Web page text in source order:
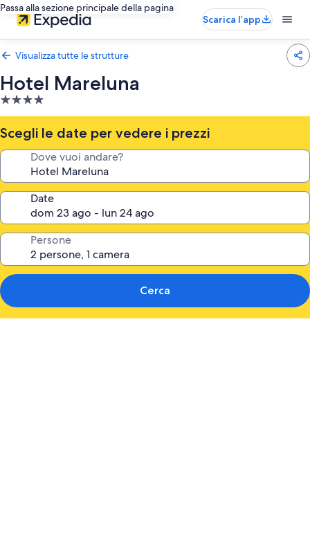
Passa alla sezione principale della pagina
Scarica l’app
Visualizza tutte le strutture
Hotel Mareluna
Struttura
a
4.0
stelle
Scegli le date per vedere i prezzi
Dove vuoi andare?
Date
Persone
Cerca